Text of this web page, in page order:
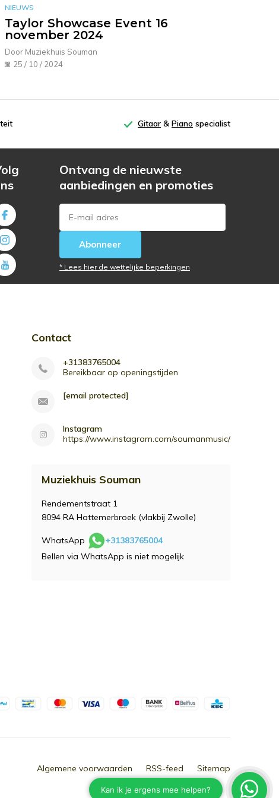
NIEUWS
Taylor Showcase Event 16
november 2024
Door Muziekhuis Souman
25 / 10 / 2024
Gitaar & Piano specialist
Ontvang de nieuwste
aanbiedingen en promoties
Abonneer
* Lees hier de wettelijke beperkingen
Contact
+31383765004
Bereikbaar op openingstijden
[email protected]
Instagram
https://www.instagram.com/soumanmusic/
Muziekhuis Souman
Rendementstraat 1
8094 RA Hattemerbroek (vlakbij Zwolle)
WhatsApp
+31383765004
Bellen via WhatsApp is niet mogelijk
Algemene voorwaarden RSS-feed Sitemap